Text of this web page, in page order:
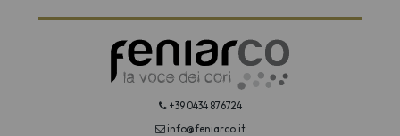
+39 0434 876724
info@feniarco.it